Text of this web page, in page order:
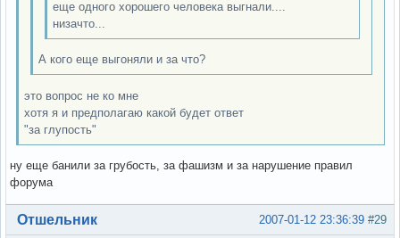
еще одного хорошего человека выгнали....
низачто...
А кого еще выгоняли и за что?
это вопрос не ко мне
хотя я и предполагаю какой будет ответ
"за глупость"
ну еще банили за грубость, за фашизм и за нарушение правил
форума
Вне форума #29
2007-01-12 23:36:39
Отшельник